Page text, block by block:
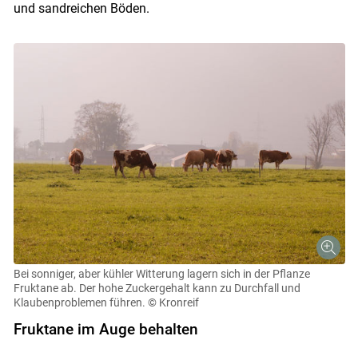
und sandreichen Böden.
Bei sonniger, aber kühler Witterung lagern sich in der Pflanze
Fruktane ab. Der hohe Zuckergehalt kann zu Durchfall und
Klaubenproblemen führen. © Kronreif
Fruktane im Auge behalten